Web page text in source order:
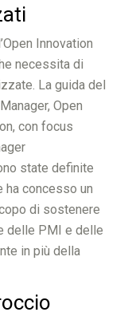
Innovation
necessita di
La guida del
Open
con focus
state definite
concesso un
di sostenere
delle PMI e delle
in più della